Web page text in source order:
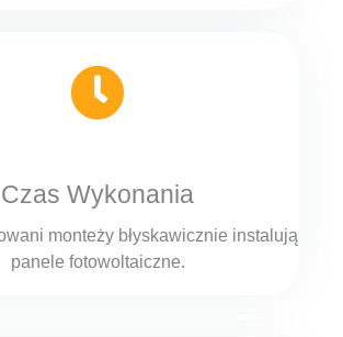
Czas Wykonania
monteży błyskawicznie instalują
panele fotowoltaiczne.